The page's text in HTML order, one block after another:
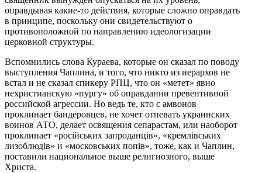
оправдывая какие-то действия, которые сложно оправдать
в принципе, поскольку они свидетельствуют о
противоположной по направлению идеологизации
церковной структуры.
Вспомнились слова Кураева, которые он сказал по поводу
выступления Чаплина, и того, что никто из иерархов не
встал и не сказал спикеру РПЦ, что он «метет» явно
нехристианскую «пургу» об оправдании превентивной
российской агрессии. Но ведь те, кто с амвонов
проклинает бандеровцев, не хочет отпевать украинских
воинов АТО, делает освящения сепарастам, или наоборот
проклинает «російських запроданців», «кремлівських
лизоблюдів» и «московських попів», тоже, как и Чаплин,
поставили национальное выше религиозного, выше
Христа.